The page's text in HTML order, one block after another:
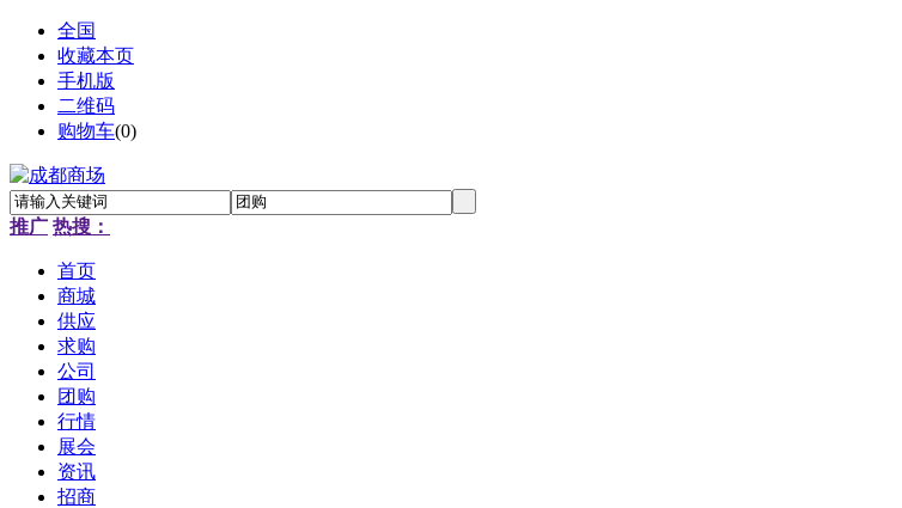
全国
收藏本页
手机版
二维码
购物车(0)
推广 热搜：
首页
商城
供应
求购
公司
团购
行情
展会
资讯
招商